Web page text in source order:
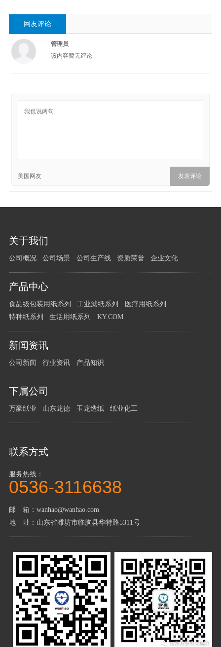
网友评论
管理员
该内容暂无评论
美国网友
关于我们
公司概况 公司场景 公司生产线 资质荣誉 企业文化
产品中心
食品级包装用纸系列 工业滤纸系列
医疗用纸系列
特种纸系列
生活用纸系列 KY.COM
新闻资讯
公司新闻 行业资讯 产品知识
下属公司
万豪纸业 山东龙德 玉龙造纸 纸业化工
联系方式
服务热线：
0536-3116638
邮 箱：wanhao@wanhao.com
地 址：山东省潍坊市临朐县华特路5311号